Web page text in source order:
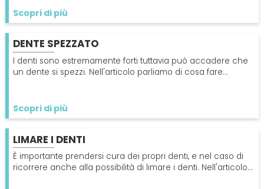
Impianti
Protesi Dentali
SPECIALISTI
Dentista
Impianti Dentali
Sbiancamento Dentale
Scopri di più
DENTE SPEZZATO
I denti sono estremamente forti tuttavia può accadere che
un dente si spezzi. Nell'articolo parliamo di cosa fare
Scopri di più
LIMARE I DENTI
È importante prendersi cura dei propri denti, e nel caso di
ricorrere anche alla possibilità di limare i denti. Nell'articolo